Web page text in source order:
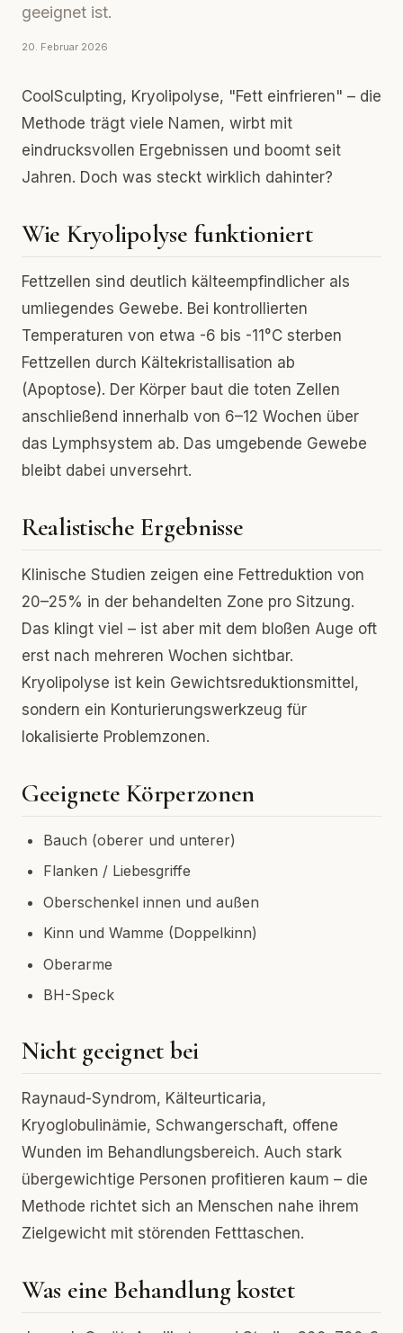
geeignet ist.
20. Februar 2026
CoolSculpting, Kryolipolyse, "Fett einfrieren" – die
Methode trägt viele Namen, wirbt mit
eindrucksvollen Ergebnissen und boomt seit
Jahren. Doch was steckt wirklich dahinter?
Wie Kryolipolyse funktioniert
Fettzellen sind deutlich kälteempfindlicher als
umliegendes Gewebe. Bei kontrollierten
Temperaturen von etwa -6 bis -11°C sterben
Fettzellen durch Kältekristallisation ab
(Apoptose). Der Körper baut die toten Zellen
anschließend innerhalb von 6–12 Wochen über
das Lymphsystem ab. Das umgebende Gewebe
bleibt dabei unversehrt.
Realistische Ergebnisse
Klinische Studien zeigen eine Fettreduktion von
20–25% in der behandelten Zone pro Sitzung.
Das klingt viel – ist aber mit dem bloßen Auge oft
erst nach mehreren Wochen sichtbar.
Kryolipolyse ist kein Gewichtsreduktionsmittel,
sondern ein Konturierungswerkzeug für
lokalisierte Problemzonen.
Geeignete Körperzonen
Bauch (oberer und unterer)
Flanken / Liebesgriffe
Oberschenkel innen und außen
Kinn und Wamme (Doppelkinn)
Oberarme
BH-Speck
Nicht geeignet bei
Raynaud-Syndrom, Kälteurticaria,
Kryoglobulinämie, Schwangerschaft, offene
Wunden im Behandlungsbereich. Auch stark
übergewichtige Personen profitieren kaum – die
Methode richtet sich an Menschen nahe ihrem
Zielgewicht mit störenden Fetttaschen.
Was eine Behandlung kostet